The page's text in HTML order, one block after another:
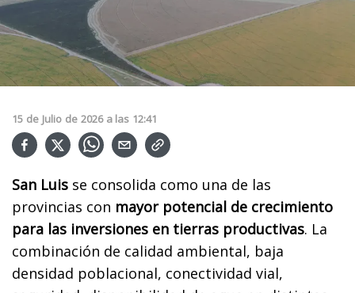
15 de Julio de 2026 a las 12:41
San Luis se consolida como una de las
provincias con mayor potencial de crecimiento
para las inversiones en tierras productivas. La
combinación de calidad ambiental, baja
densidad poblacional, conectividad vial,